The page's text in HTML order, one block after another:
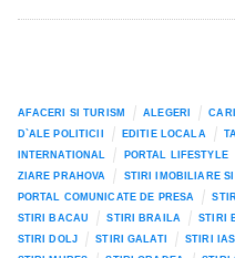
AFACERI SI TURISM ALEGERI
D`ALE POLITICII
EDITIE LOCALA
INTERNATIONAL
PORTAL LIFESTYLE
ZIARE PRAHOVA
STIRI IMOBILIARE SI
PORTAL COMUNICATE DE PRESA
STIRI BACAU
STIRI BRAILA STIRI
STIRI DOLJ
STIRI GALATI STIRI IASI